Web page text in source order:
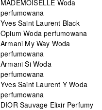
MADEMOISELLE Woda
perfumowana
Yves Saint Laurent Black
Opium Woda perfumowana
Armani My Way Woda
perfumowana
Armani Si Woda
perfumowana
Yves Saint Laurent Y Woda
perfumowana
DIOR Sauvage Elixir Perfumy